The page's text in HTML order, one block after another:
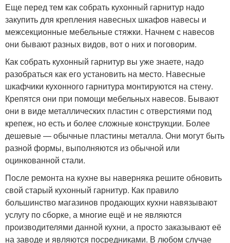
Еще перед тем как собрать кухонный гарнитур надо
закупить для крепления навесных шкафов навесы и
межсекционные мебельные стяжки. Начнем с навесов
они бывают разных видов, вот о них и поговорим.
Как собрать кухонный гарнитур вы уже знаете, надо
разобраться как его установить на место. Навесные
шкафчики кухонного гарнитура монтируются на стену.
Крепятся они при помощи мебельных навесов. Бывают
они в виде металлических пластин с отверстиями под
крепеж, но есть и более сложные конструкции. Более
дешевые — обычные пластины металла. Они могут быть
разной формы, выполняются из обычной или
оцинкованной стали.
После ремонта на кухне вы наверняка решите обновить
свой старый кухонный гарнитур. Как правило
большинство магазинов продающих кухни навязывают
услугу по сборке, а многие ещё и не являются
производителями данной кухни, а просто заказывают её
на заводе и являются посредниками. В любом случае